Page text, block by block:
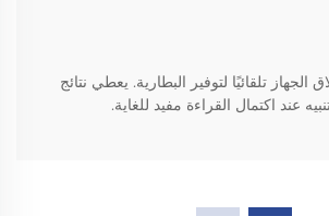
الجهاز تلقائيًا لتوفير البطارية. يعطي نتائج
عند اكتمال القراءة مفيد للغاية.